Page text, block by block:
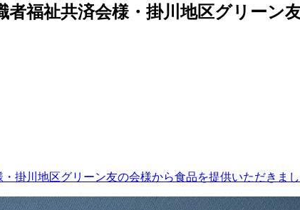
者福祉共済会様・掛川地区グリーン
掛川地区グリーン友の会様から食品を提供いただきま